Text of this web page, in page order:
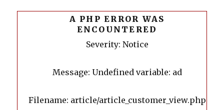
A PHP ERROR WAS
ENCOUNTERED
Severity: Notice
Message: Undefined variable: ad
Filename: article/article_customer_view.php